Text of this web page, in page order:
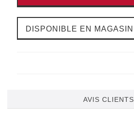
DISPONIBLE EN MAGASIN
AVIS CLIENTS